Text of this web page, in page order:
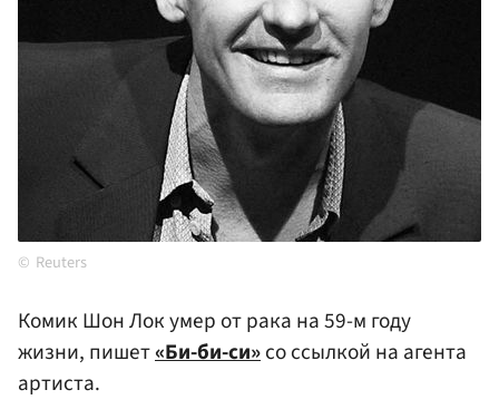
Reuters
Комик Шон Лок умер от рака на 59-м году
жизни, пишет«Би-би-си»со ссылкой на агента
артиста.